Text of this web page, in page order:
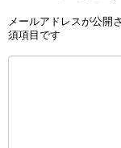
メールアドレスが公開
須項目です